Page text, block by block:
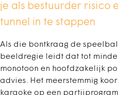
je als bestuurder risico
tunnel in te stappen
Als die bontkraag de
beeldregie leidt dat tot
monotoon en hoofdzakelijk
advies. Het meerstemmig
karaoke op een